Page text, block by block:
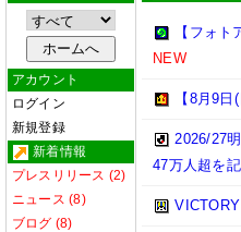
アカウント
ログイン
新規登録
新着情報
プレスリリース (2)
ニュース (8)
ブログ (8)
【フォ
NEW
【8月9
2026/27
47万人超を